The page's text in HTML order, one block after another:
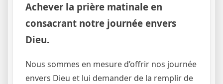
Achever la prière matinale en
consacrant notre journée envers
Dieu.
Nous sommes en mesure d’offrir nos journée
envers Dieu et lui demander de la remplir de